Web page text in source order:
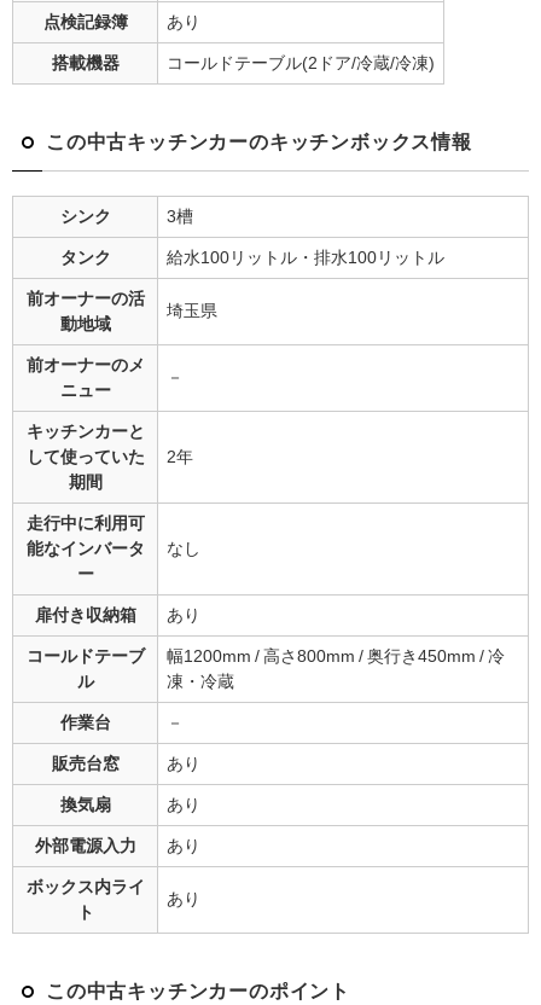
点検記録簿 あり
搭載機器 コールドテーブル(2ドア/冷蔵/冷凍)
この中古キッチンカーのキッチンボックス情報
シンク 3槽
タンク 給水100リットル・排水100リットル
前オーナーの活
動地域
埼玉県
前オーナーのメ
ニュー
－
キッチンカーと
して使っていた
期間
2年
走行中に利用可
能なインバータ
ー
なし
扉付き収納箱 あり
コールドテーブ
ル
幅1200mm / 高さ800mm / 奥行き450mm / 冷
凍・冷蔵
作業台 －
販売台窓 あり
換気扇 あり
外部電源入力 あり
ボックス内ライ
ト
あり
この中古キッチンカーのポイント